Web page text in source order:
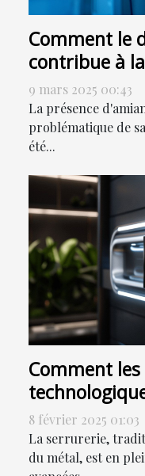
Comment le
contribue à
bâtiments
9 mars 2025 00:43
La présence
problématique de
été...
Comment
serrurerie
8 février 2025 01:03
La serrurerie,
du métal, est en